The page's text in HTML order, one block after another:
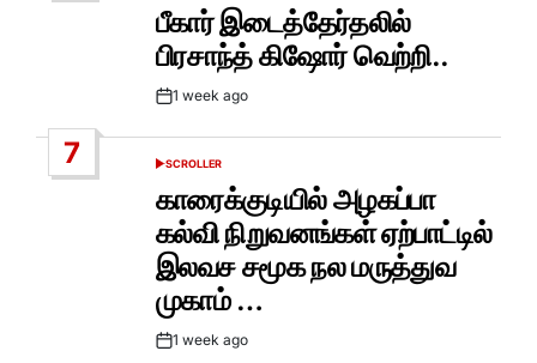
பீகார் இடைத்தேர்தலில்
பிரசாந்த் கிஷோர் வெற்றி..
Post1 week ago
7
POSTED
SCROLLER
காரைக்குடியில் அழகப்பா
கல்வி நிறுவனங்கள் ஏற்பாட்டில்
இலவச சமூக நல மருத்துவ
முகாம் …
Post1 week ago